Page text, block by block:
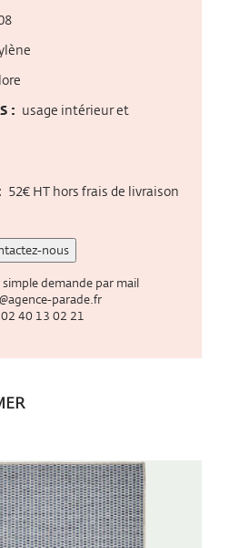
: usage intérieur et
52€ HT hors frais de livraison
nous
demande par mail
parade.fr
02 40 13 02 21